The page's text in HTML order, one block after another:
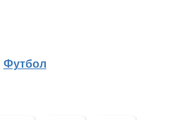
Футбол